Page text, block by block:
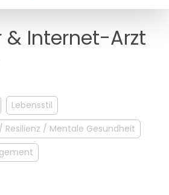
& Internet-Arzt
Lebensstil
/ Mentale Gesundheit